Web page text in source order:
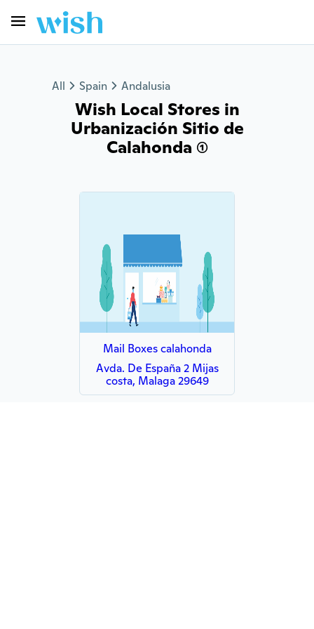
All Spain Andalusia
Wish Local Stores in
Urbanización Sitio de
Calahonda (1)
Mail Boxes calahonda
Avda. De España 2 Mijas
costa, Malaga 29649